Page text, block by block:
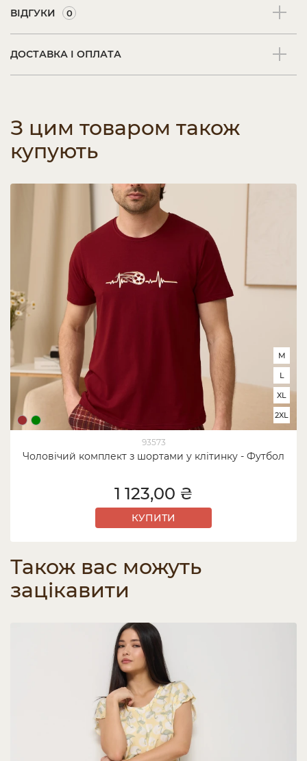
ВІДГУКИ 0
ДОСТАВКА І ОПЛАТА
З цим товаром також
купують
93573
Чоловічий комплект з шортами у клітинку - Футбол
M
L
XL
2XL
1 123,00 ₴
КУПИТИ
Також вас можуть
зацікавити